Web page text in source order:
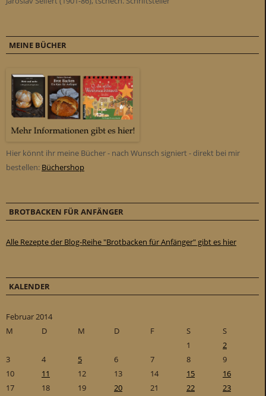
MEINE BÜCHER
Hier könnt ihr meine Bücher - nach Wunsch signiert - direkt bei mir
bestellen: Büchershop
BROTBACKEN FÜR ANFÄNGER
Alle Rezepte der Blog-Reihe "Brotbacken für Anfänger" gibt es hier
KALENDER
Februar 2014
M
D M D F S
S
1
2
3
4 5 6 7 8
9
10
11 12 13 14 15
16
17
18 19 20 21 22
23